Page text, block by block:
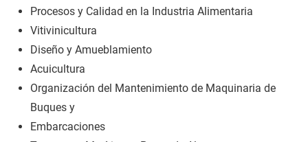
Procesos y Calidad en la Industria Alimentaria
Vitivinicultura
Diseño y Amueblamiento
Acuicultura
Organización del Mantenimiento de Maquinaria de
Buques y
Embarcaciones